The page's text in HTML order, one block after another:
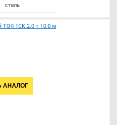
сталь
TOR 1СК 2.0 т 10.0 м
АНАЛОГ